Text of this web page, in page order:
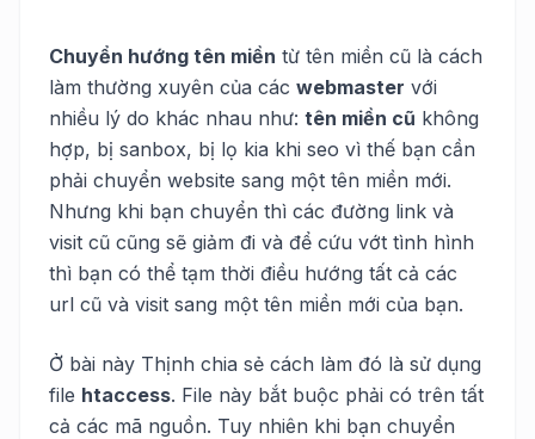
Chuyển hướng tên miền từ tên miền cũ là cách
làm thường xuyên của các webmaster với
nhiều lý do khác nhau như: tên miền cũ không
hợp, bị sanbox, bị lọ kia khi seo vì thế bạn cần
phải chuyển website sang một tên miền mới.
Nhưng khi bạn chuyển thì các đường link và
visit cũ cũng sẽ giảm đi và để cứu vớt tình hình
thì bạn có thể tạm thời điều hướng tất cả các
url cũ và visit sang một tên miền mới của bạn.
Ở bài này Thịnh chia sẻ cách làm đó là sử dụng
file htaccess. File này bắt buộc phải có trên tất
cả các mã nguồn. Tuy nhiên khi bạn chuyển